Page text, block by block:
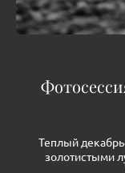
Теплый
золотистыми